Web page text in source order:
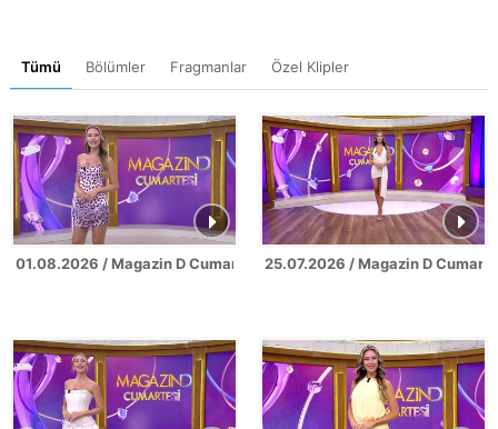
Tümü Bölümler Fragmanlar Özel Klipler
01.08.2026 / Magazin D Cumartesi 25.07.2026 / Magazin D